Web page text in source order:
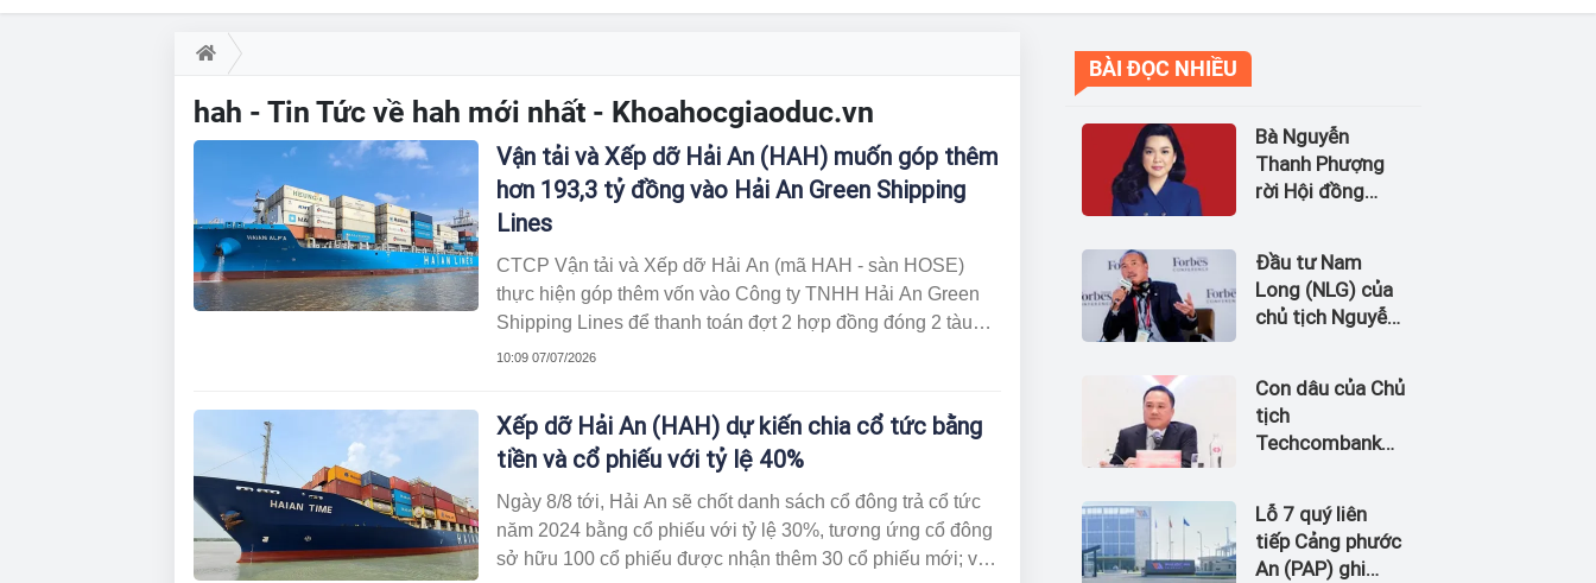
hah - Tin Tức về hah mới nhất - Khoahocgiaoduc.vn
Vận tải và Xếp dỡ Hải An (HAH) muốn góp thêm
hơn 193,3 tỷ đồng vào Hải An Green Shipping
Lines
CTCP Vận tải và Xếp dỡ Hải An (mã HAH - sàn HOSE)
thực hiện góp thêm vốn vào Công ty TNHH Hải An Green
Shipping Lines để thanh toán đợt 2 hợp đồng đóng 2 tàu
mới.
10:09 07/07/2026
Xếp dỡ Hải An (HAH) dự kiến chia cổ tức bằng
tiền và cổ phiếu với tỷ lệ 40%
Ngày 8/8 tới, Hải An sẽ chốt danh sách cổ đông trả cổ tức
năm 2024 bằng cổ phiếu với tỷ lệ 30%, tương ứng cổ đông
sở hữu 100 cổ phiếu được nhận thêm 30 cổ phiếu mới; và
BÀI ĐỌC NHIỀU
Bà Nguyễn
Thanh Phượng
rời Hội đồng
hàng Bản Việt
(BVBank)
Đầu tư Nam
Long (NLG) của
chủ tịch Nguyễn
kiến bán quỹ đất
tại dự án
Waterpoint,
Izumi City
Con dâu của Chủ
tịch
Techcombank
làm Chủ tịch
Hãng Hàng
không Hải Âu
Lỗ 7 quý liên
tiếp Cảng phước
An (PAP) ghi